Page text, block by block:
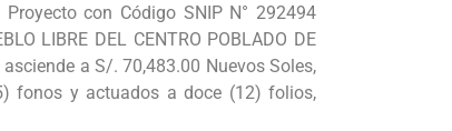
Proyecto con Código SNIP N° 292494
LIBRE DEL CENTRO POBLADO DE
asciende a S/. 70,483.00 Nuevos Soles,
fonos y actuados a doce (12) folios,